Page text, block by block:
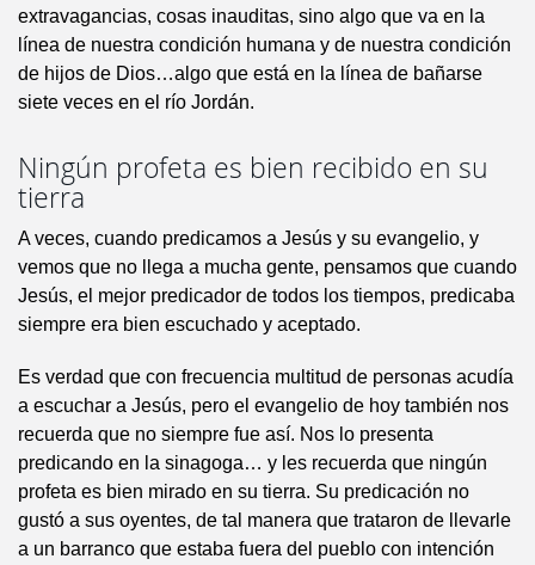
extravagancias, cosas inauditas, sino algo que va en la
línea de nuestra condición humana y de nuestra condición
de hijos de Dios…algo que está en la línea de bañarse
siete veces en el río Jordán.
Ningún profeta es bien recibido en su
tierra
A veces, cuando predicamos a Jesús y su evangelio, y
vemos que no llega a mucha gente, pensamos que cuando
Jesús, el mejor predicador de todos los tiempos, predicaba
siempre era bien escuchado y aceptado.
Es verdad que con frecuencia multitud de personas acudía
a escuchar a Jesús, pero el evangelio de hoy también nos
recuerda que no siempre fue así. Nos lo presenta
predicando en la sinagoga… y les recuerda que ningún
profeta es bien mirado en su tierra. Su predicación no
gustó a sus oyentes, de tal manera que trataron de llevarle
a un barranco que estaba fuera del pueblo con intención